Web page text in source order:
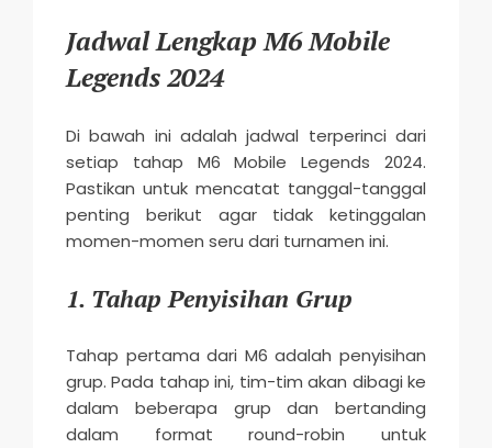
Jadwal Lengkap M6 Mobile
Legends 2024
Di bawah ini adalah jadwal terperinci dari
setiap tahap M6 Mobile Legends 2024.
Pastikan untuk mencatat tanggal-tanggal
penting berikut agar tidak ketinggalan
momen-momen seru dari turnamen ini.
1. Tahap Penyisihan Grup
Tahap pertama dari M6 adalah penyisihan
grup. Pada tahap ini, tim-tim akan dibagi ke
dalam beberapa grup dan bertanding
dalam format round-robin untuk